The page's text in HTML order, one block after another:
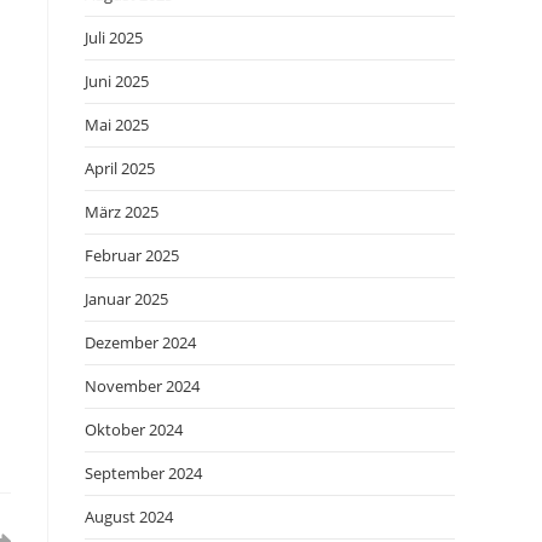
Juli 2025
Juni 2025
Mai 2025
April 2025
März 2025
Februar 2025
Januar 2025
Dezember 2024
November 2024
Oktober 2024
September 2024
August 2024